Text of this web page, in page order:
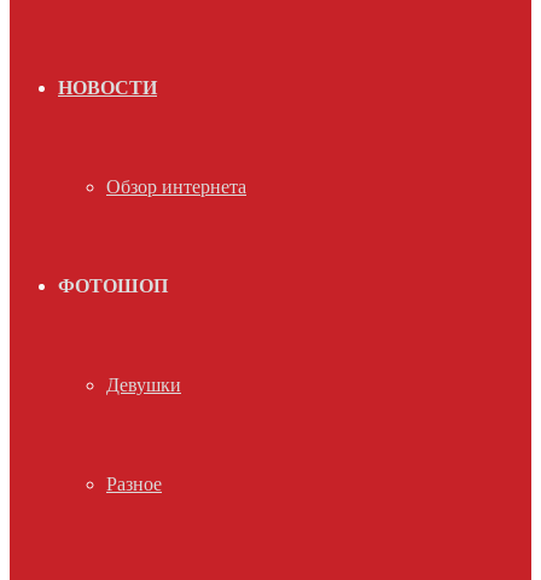
НОВОСТИ
Обзор интернета
ФОТОШОП
Девушки
Разное